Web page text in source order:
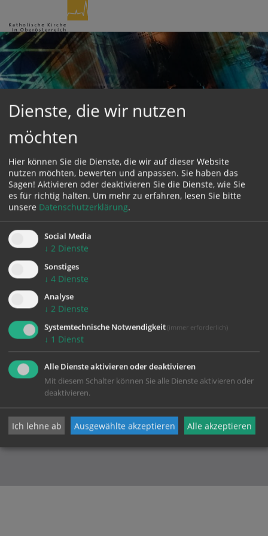
Seite durchsuchen nach ...
Barrierefreiheit Einstellungen
Schriftgröße
A AA
A A A A A
Dieser Eintrag ist leider nicht mehr vorhanden.
Katholische Kirche in Oberösterreich
Diözese Linz
Herrenstraße 19
4020 Linz
Diözese Linz
Dienste, die wir nutzen
möchten
Hier können Sie die Dienste, die wir auf dieser Website
nutzen möchten, bewerten und anpassen. Sie haben das
Sagen! Aktivieren oder deaktivieren Sie die Dienste, wie Sie
es für richtig halten. Um mehr zu erfahren, lesen Sie bitte
unsere Datenschutzerklärung.
Social Media
↓ 2 Dienste
Sonstiges
↓ 4 Dienste
Analyse
↓ 2 Dienste
Systemtechnische Notwendigkeit (immer erforderlich)
↓ 1 Dienst
Alle Dienste aktivieren oder deaktivieren
Mit diesem Schalter können Sie alle Dienste aktivieren oder
deaktivieren.
Ich lehne ab Ausgewählte akzeptieren Alle akzeptieren